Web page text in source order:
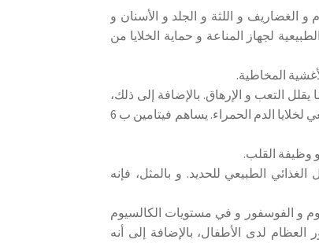
الغضاريف و اللثة و الجلد و الأسنان و
لجهاز المناعة و حماية الخلايا من
المخاطية.
التعب و الإرهاق. بالإضافة إلى ذلك،
فهو يساهم في الأداء الطبيعي للجهاز العصبي و التكوين الطبيعي لخلايا الدم الحمراء. يساهم فيتامين ب 6
وظيفة القلب.
الطبيعي للحديد. و بالمثل، فإنه
و الفوسفور و في مستويات الكالسيوم
لدى الأطفال، بالإضافة إلى أنه